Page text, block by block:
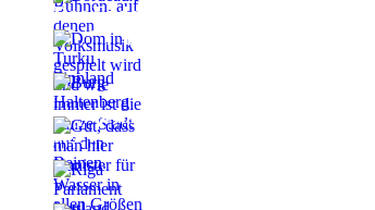
Saragossa
Das Ei des Kaisers: Wie Prags
Die Stimme im Turm: Die Legende
Der schwebende Bischof von
Die Legende vom Raubritter von